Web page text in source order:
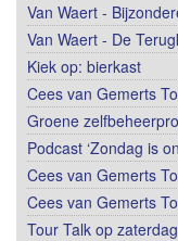
Van Waert -
Van Waert - De
Kiek op: bierkast
Cees van Gemerts
Groene
Podcast ‘Zondag is
Cees van Gemerts
Cees van Gemerts
Tour Talk op